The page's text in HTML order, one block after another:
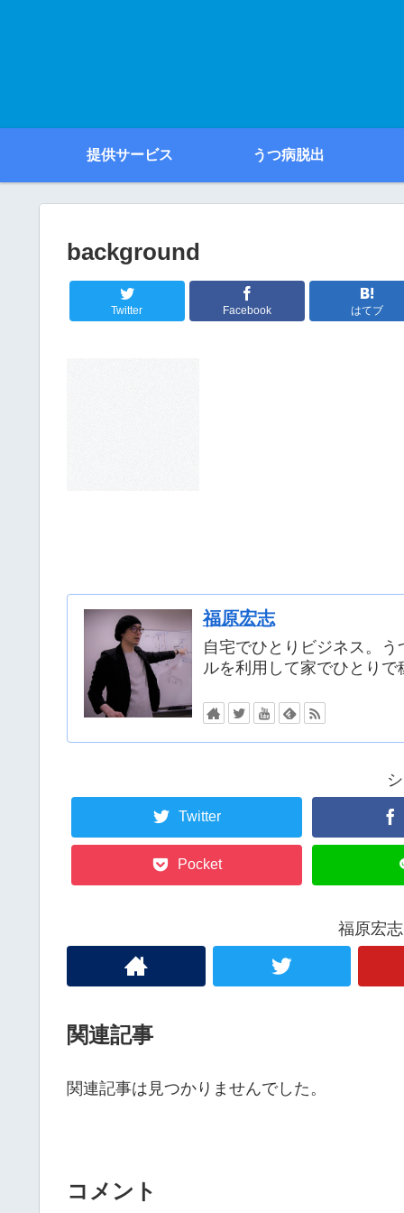
提供サービス うつ病脱出
background
Twitter Facebook はてブ
福原宏志
自宅でひとりビジネス。
ルを利用して家でひとり
Twitter
Pocket
福原宏
関連記事
関連記事は見つかりませんでした。
コメント